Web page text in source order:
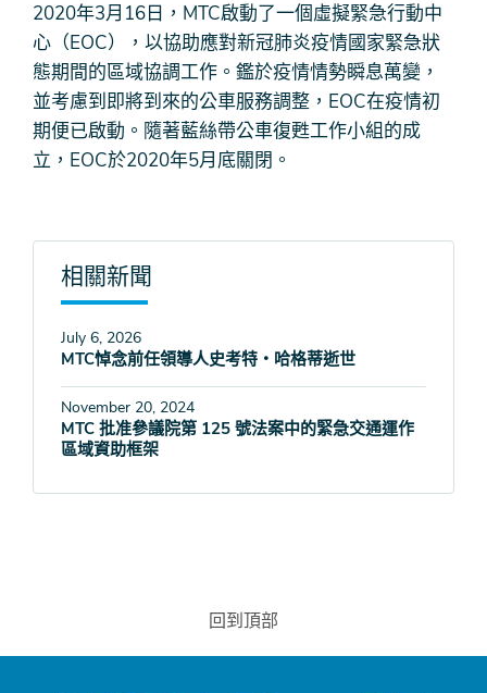
2020年3月16日，MTC啟動了一個虛擬緊急行動中
心（EOC），以協助應對新冠肺炎疫情國家緊急狀
態期間的區域協調工作。鑑於疫情情勢瞬息萬變，
並考慮到即將到來的公車服務調整，EOC在疫情初
期便已啟動。隨著藍絲帶公車復甦工作小組的成
立，EOC於2020年5月底關閉。
相關新聞
July 6, 2026
MTC悼念前任領導人史考特‧哈格蒂逝世
November 20, 2024
MTC 批准參議院第 125 號法案中的緊急交通運作
區域資助框架
回到頂部